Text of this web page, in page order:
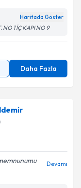
Haritada Göster
NO 1 İÇ KAPI NO 9
Daha Fazla
Devamı